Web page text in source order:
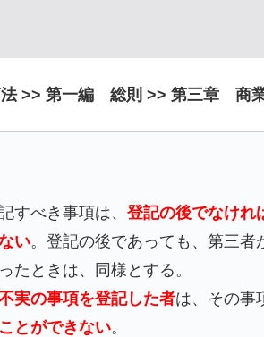
>> 第一編 総則 >> 第三章 商
べき事項は、 登記の後でなけれ
い。登記の後であっても、第三者
たときは、同様とする。
実の事項を登記した者は、その事
とができない。